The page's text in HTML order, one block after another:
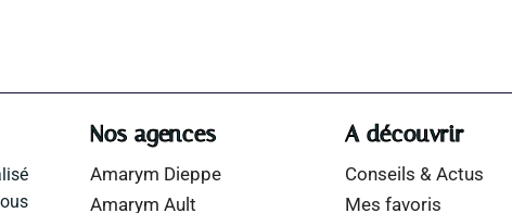
Nos agences
Amarym Dieppe
Amarym Ault
A découvrir
Conseils & Actus
Mes favoris